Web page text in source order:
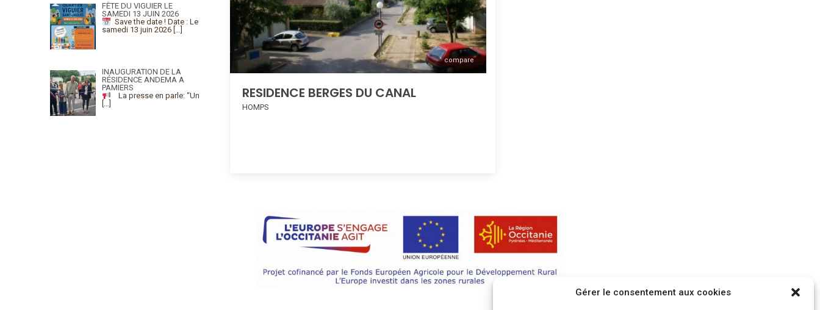
Gérer le consentement aux cookies
compare
RESIDENCE BERGES DU CANAL
HOMPS
FÊTE DU VIGUIER LE
SAMEDI 13 JUIN 2026
Save the date ! Date : Le
samedi 13 juin 2026 […]
INAUGURATION DE LA
RÉSIDENCE ANDEMA A
PAMIERS
La presse en parle: “Un
[…]